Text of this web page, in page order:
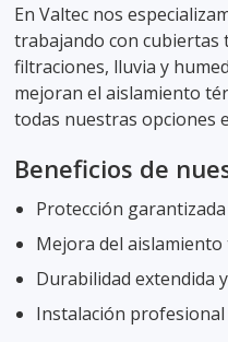
En Valtec nos
trabajando con cubiertas
filtraciones, lluvia y
mejoran el aislamiento
todas nuestras opciones
Beneficios de
Protección
Mejora del
Durabilidad extendida
Instalación